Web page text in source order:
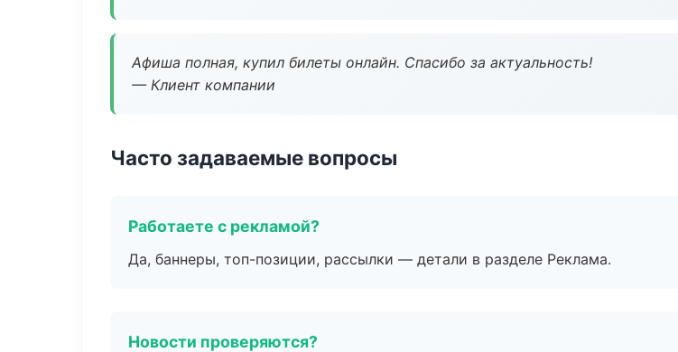
Афиша полная, купил билеты онлайн. Спасибо за актуальность!
— Клиент компании
Часто задаваемые вопросы
Работаете с рекламой?
Да, баннеры, топ-позиции, рассылки — детали в разделе Реклама.
Новости проверяются?